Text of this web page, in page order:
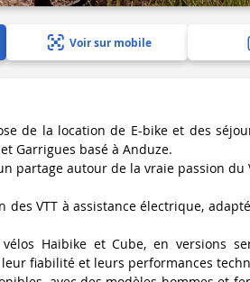
Voir sur mobile
de la location de E-bike et des
Garrigues basé à Anduze.
partage autour de la vraie passion du
des VTT à assistance électrique,
Haibike et Cube, en versions
fiabilité et leurs performances